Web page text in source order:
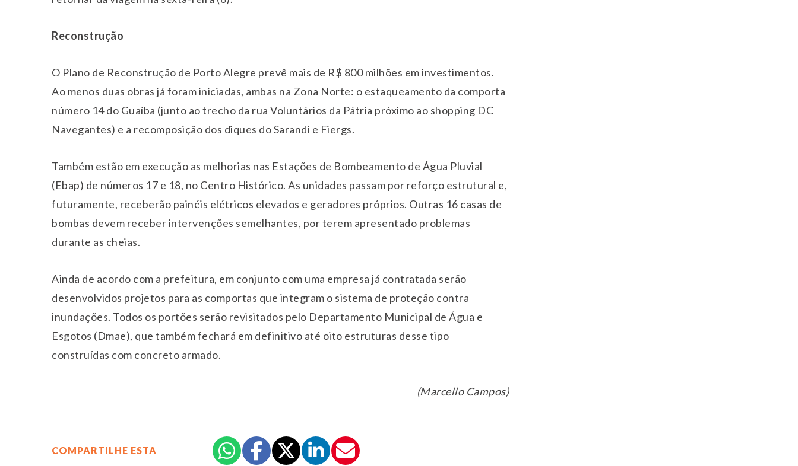
Reconstrução
O Plano de Reconstrução de Porto Alegre prevê mais de R$ 800 milhões em investimentos.
Ao menos duas obras já foram iniciadas, ambas na Zona Norte: o estaqueamento da comporta
número 14 do Guaíba (junto ao trecho da rua Voluntários da Pátria próximo ao shopping DC
Navegantes) e a recomposição dos diques do Sarandi e Fiergs.
Também estão em execução as melhorias nas Estações de Bombeamento de Água Pluvial
(Ebap) de números 17 e 18, no Centro Histórico. As unidades passam por reforço estrutural e,
futuramente, receberão painéis elétricos elevados e geradores próprios. Outras 16 casas de
bombas devem receber intervenções semelhantes, por terem apresentado problemas
durante as cheias.
Ainda de acordo com a prefeitura, em conjunto com uma empresa já contratada serão
desenvolvidos projetos para as comportas que integram o sistema de proteção contra
inundações. Todos os portões serão revisitados pelo Departamento Municipal de Água e
Esgotos (Dmae), que também fechará em definitivo até oito estruturas desse tipo
construídas com concreto armado.
(Marcello Campos)
COMPARTILHE ESTA